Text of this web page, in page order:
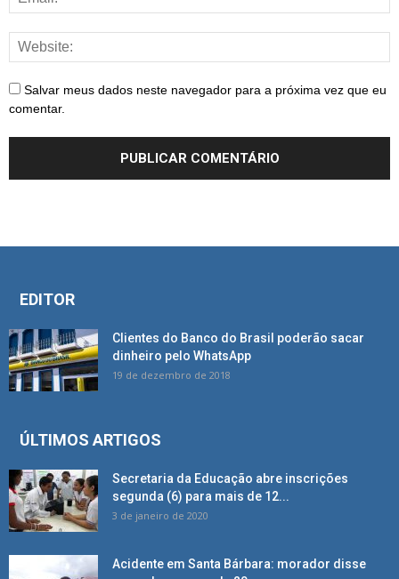
Salvar meus dados neste navegador para a próxima vez que eu
comentar.
EDITOR
Clientes do Banco do Brasil poderão sacar
dinheiro pelo WhatsApp
19 de dezembro de 2018
ÚLTIMOS ARTIGOS
Secretaria da Educação abre inscrições
segunda (6) para mais de 12...
3 de janeiro de 2020
Acidente em Santa Bárbara: morador disse